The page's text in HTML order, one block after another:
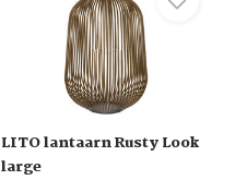
LITO lantaarn Rusty Look
large